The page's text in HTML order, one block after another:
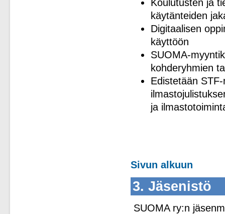
Koulutusten ja
käytänteiden
Digitaalisen
käyttöön
SUOMA-
kohderyhmien
Edistetään
ja
Sivun alkuun
3. Jäsenistö
SUOMA ry:n